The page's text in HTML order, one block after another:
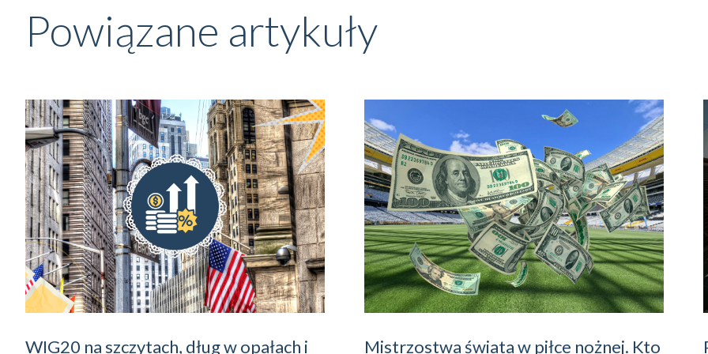
Powiązane artykuły
WIG20 na szczytach, dług w opałach i
Mistrzostwa świata w piłce nożnej. Kto